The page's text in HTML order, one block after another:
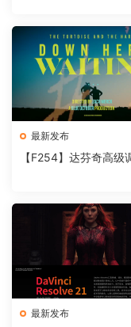
最新发布
【F254】达芬奇高级
件 Contour V2.2.2
最新发布